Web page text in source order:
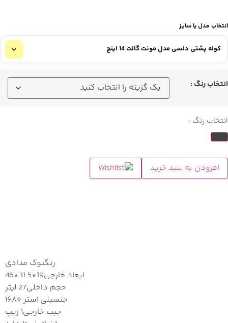
انتخاب مدل یا سایز
انتخاب رنگ :
انتخاب رنگ :
افزودن به سبد خرید
رنگنوک مدادی
ابعاد خارجی19*31.5*46
حجم داخلی27 لیتر
جنسپلی استر ۱۶۸۰
جیب خارجی۱ زیپ